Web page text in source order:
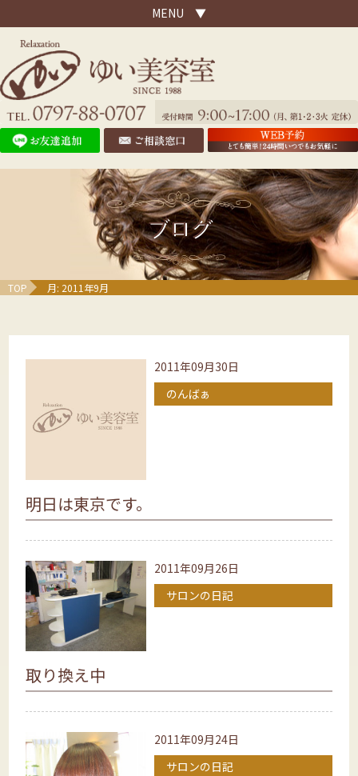
MENU ▼
ブログ
TOP 月: 2011年9月
2011年09月30日
のんばぁ
明日は東京です。
2011年09月26日
サロンの日記
取り換え中
2011年09月24日
サロンの日記